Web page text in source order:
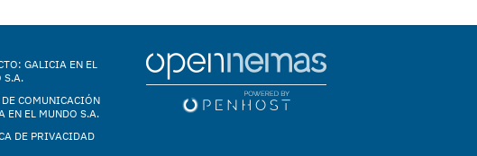
GALICIA EN EL
S.A.
DE COMUNICACIÓN
EN EL MUNDO S.A.
DE PRIVACIDAD